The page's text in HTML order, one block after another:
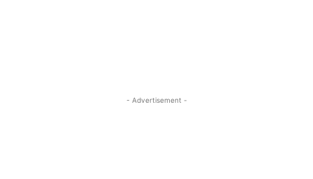
- Advertisement -